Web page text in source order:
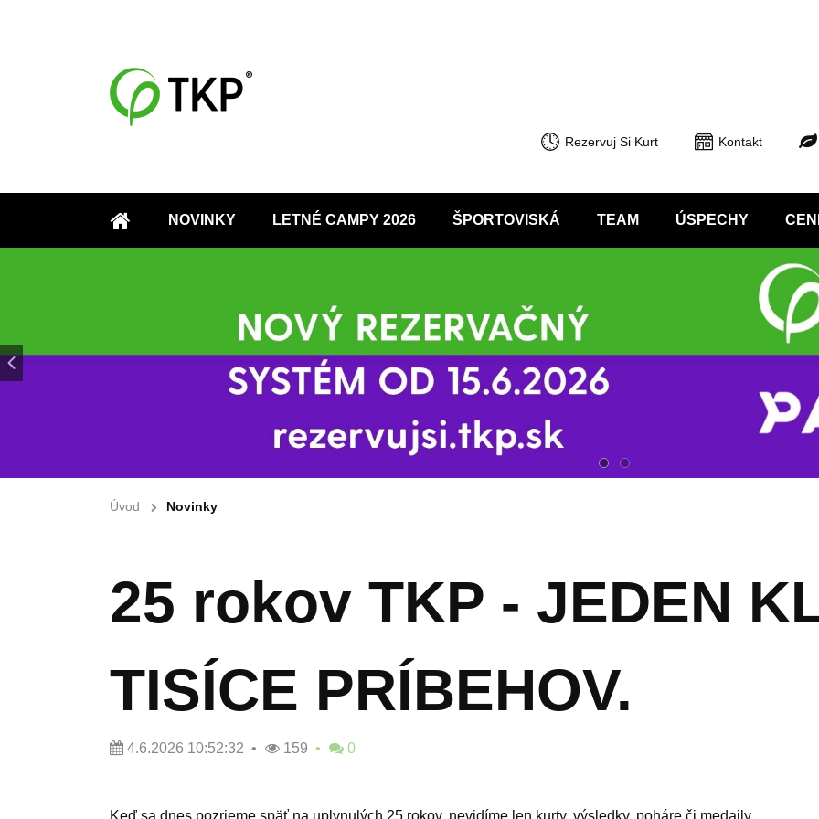
ÚVOD
NOVINKY LETNÉ CAMPY 2026 ŠPORTOVISKÁ TEAM ÚSPECHY
Rezervuj Si Kurt Kontakt
Úvod Novinky
25 rokov TKP - JEDEN
TISÍCE PRÍBEHOV.
4.6.2026 10:52:32 159 0
Keď sa dnes pozrieme späť na uplynulých 25 rokov, nevidíme len kurty, výsledky, poháre či medaily...